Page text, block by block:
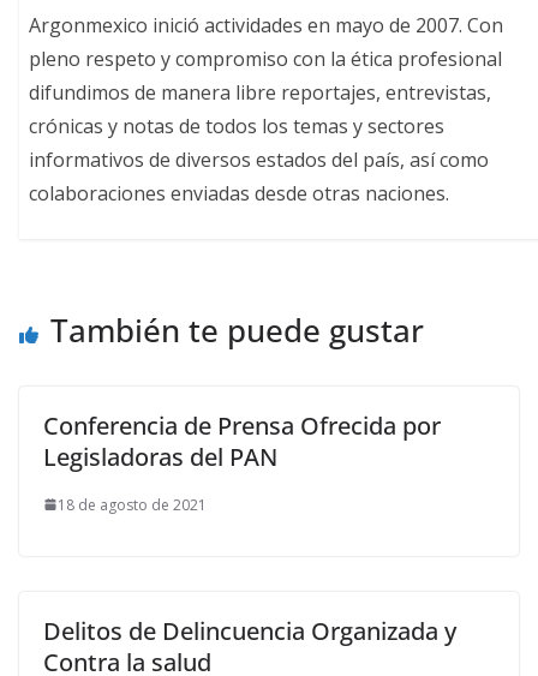
Argonmexico inició actividades en mayo de 2007. Con
pleno respeto y compromiso con la ética profesional
difundimos de manera libre reportajes, entrevistas,
crónicas y notas de todos los temas y sectores
informativos de diversos estados del país, así como
colaboraciones enviadas desde otras naciones.
También te puede gustar
Conferencia de Prensa Ofrecida por
Legisladoras del PAN
18 de agosto de 2021
Delitos de Delincuencia Organizada y
Contra la salud